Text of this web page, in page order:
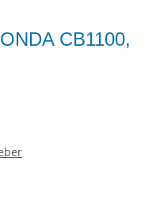
CB1100,